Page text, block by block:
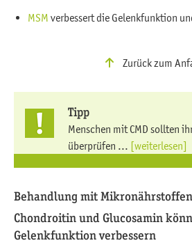
MSM verbessert die Gelenkfunktion
Zurück zum
Tipp
Menschen mit CMD sollten
überprüfen ... [weiterlesen]
Behandlung mit Mikronährstoffen
Chondroitin und Glucosamin
Gelenkfunktion verbessern